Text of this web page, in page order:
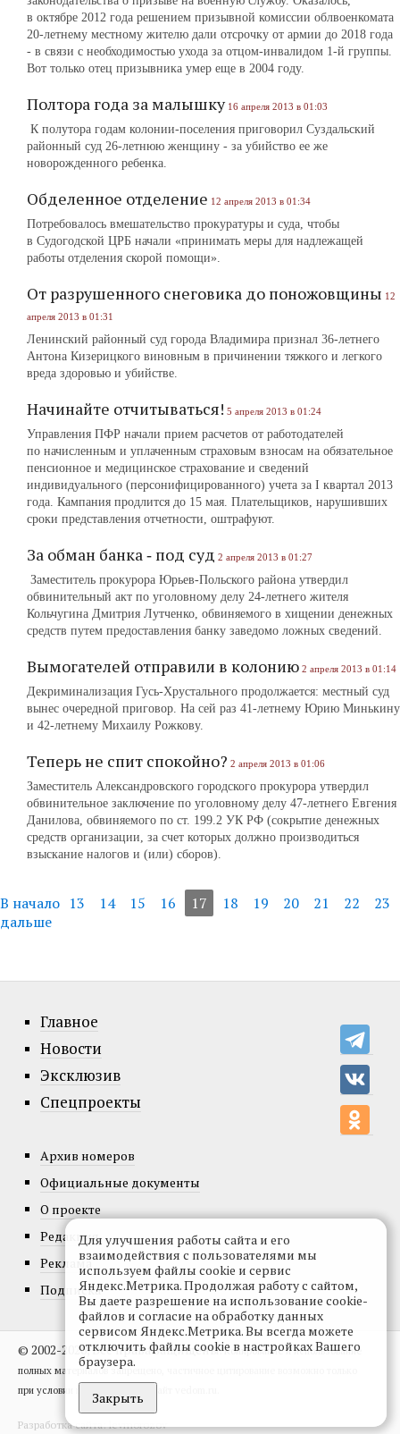
в октябре 2012 года решением призывной комиссии облвоенкомата
20-летнему местному жителю дали отсрочку от армии до 2018 года
- в связи с необходимостью ухода за отцом-инвалидом 1-й группы.
Вот только отец призывника умер еще в 2004 году.
Полтора года за малышку 16 апреля 2013 в 01:03
К полутора годам колонии-поселения приговорил Суздальский
районный суд 26-летнюю женщину - за убийство ее же
новорожденного ребенка.
Обделенное отделение 12 апреля 2013 в 01:34
Потребовалось вмешательство прокуратуры и суда, чтобы
в Судогодской ЦРБ начали «принимать меры для надлежащей
работы отделения скорой помощи».
От разрушенного снеговика до поножовщины 12
апреля 2013 в 01:31
Ленинский районный суд города Владимира признал 36-летнего
Антона Кизерицкого виновным в причинении тяжкого и легкого
вреда здоровью и убийстве.
Начинайте отчитываться! 5 апреля 2013 в 01:24
Управления ПФР начали прием расчетов от работодателей
по начисленным и уплаченным страховым взносам на обязательное
пенсионное и медицинское страхование и сведений
индивидуального (персонифицированного) учета за I квартал 2013
года. Кампания продлится до 15 мая. Плательщиков, нарушивших
сроки представления отчетности, оштрафуют.
За обман банка ‑ под суд 2 апреля 2013 в 01:27
Заместитель прокурора Юрьев-Польского района утвердил
обвинительный акт по уголовному делу 24-летнего жителя
Кольчугина Дмитрия Лутченко, обвиняемого в хищении денежных
средств путем предоставления банку заведомо ложных сведений.
Вымогателей отправили в колонию 2 апреля 2013 в 01:14
Декриминализация Гусь-Хрустального продолжается: местный суд
вынес очередной приговор. На сей раз 41-летнему Юрию Минькину
и 42-летнему Михаилу Рожкову.
Теперь не спит спокойно? 2 апреля 2013 в 01:06
Заместитель Александровского городского прокурора утвердил
обвинительное заключение по уголовному делу 47-летнего Евгения
Данилова, обвиняемого по ст. 199.2 УК РФ (сокрытие денежных
средств организации, за счет которых должно производиться
взыскание налогов и (или) сборов).
В начало 13 14 15 16 17 18 19 20 21 22
23
дальше
Главное
Новости
Эксклюзив
Спецпроекты
Архив номеров
Официальные документы
О проекте
Редакция
Реклама
Подписка
© 2002-2026, Все права защищены.Копирование и использование
полных материалов запрещено, частичное цитирование возможно только
при условии гиперссылки на сайт vedom.ru.
Разработка сайта:levmorozov
Для улучшения работы сайта и его
взаимодействия с пользователями мы
используем файлы cookie и сервис
Яндекс.Метрика. Продолжая работу с сайтом,
Вы даете разрешение на использование cookie-
файлов и согласие на обработку данных
сервисом Яндекс.Метрика. Вы всегда можете
отключить файлы cookie в настройках Вашего
браузера.
Закрыть